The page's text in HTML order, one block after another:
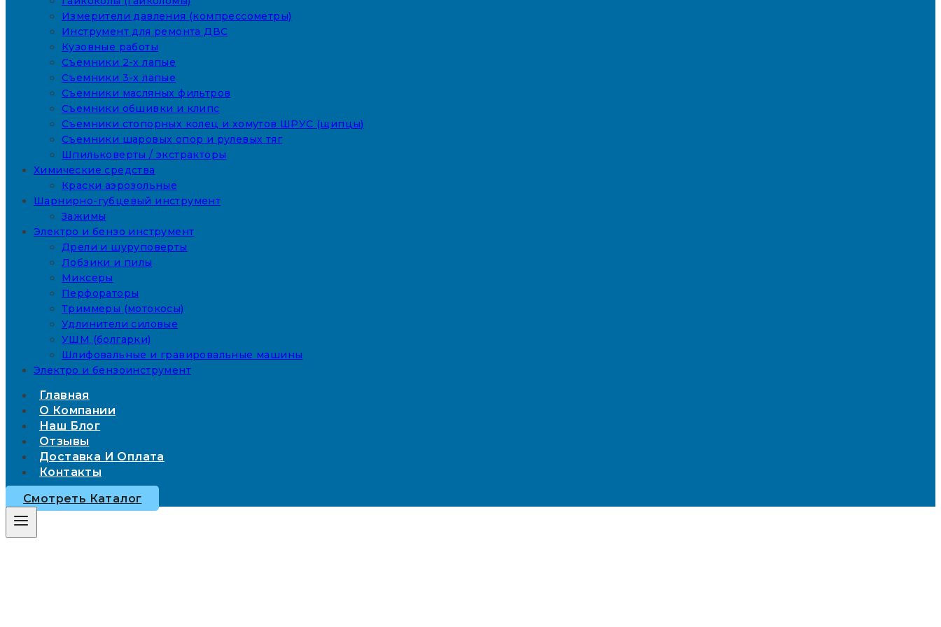
Измерители давления (компрессометры)
Инструмент для ремонта ДВС
Кузовные работы
Съемники 2-х лапые
Съемники 3-х лапые
Съемники масляных фильтров
Съемники обшивки и клипс
Съемники стопорных колец и хомутов ШРУС (щипцы)
Съемники шаровых опор и рулевых тяг
Шпильковерты / экстракторы
Химические средства
Краски аэрозольные
Шарнирно-губцевый инструмент
Зажимы
Электро и бензо инструмент
Дрели и шуруповерты
Лобзики и пилы
Миксеры
Перфораторы
Триммеры (мотокосы)
Удлинители силовые
УШМ (болгарки)
Шлифовальные и гравировальные машины
Электро и бензоинструмент
Главная
О Компании
Наш Блог
Отзывы
Доставка И Оплата
Контакты
Смотреть Каталог